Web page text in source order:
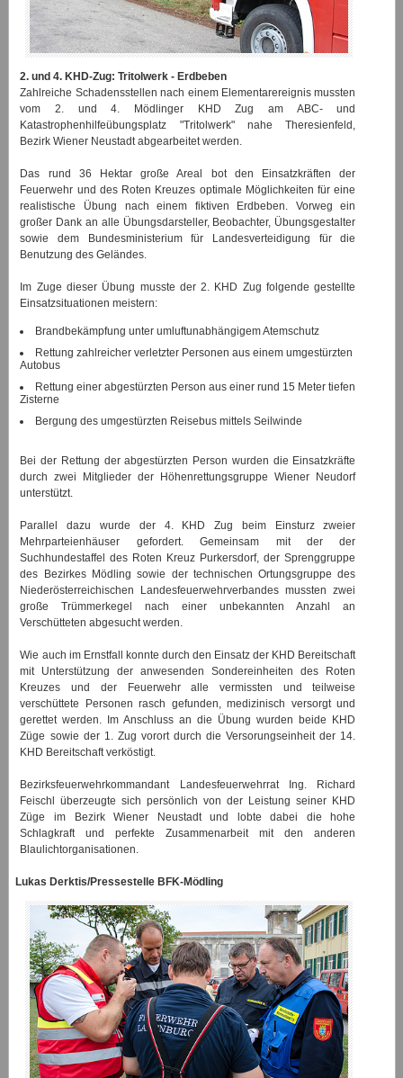
2. und 4. KHD-Zug: Tritolwerk - Erdbeben
Zahlreiche Schadensstellen nach einem Elementarereignis mussten
vom 2. und 4. Mödlinger KHD Zug am ABC- und
Katastrophenhilfeübungsplatz "Tritolwerk" nahe Theresienfeld,
Bezirk Wiener Neustadt abgearbeitet werden.
Das rund 36 Hektar große Areal bot den Einsatzkräften der
Feuerwehr und des Roten Kreuzes optimale Möglichkeiten für eine
realistische Übung nach einem fiktiven Erdbeben. Vorweg ein
großer Dank an alle Übungsdarsteller, Beobachter, Übungsgestalter
sowie dem Bundesministerium für Landesverteidigung für die
Benutzung des Geländes.
Im Zuge dieser Übung musste der 2. KHD Zug folgende gestellte
Einsatzsituationen meistern:
Brandbekämpfung unter umluftunabhängigem Atemschutz
Rettung zahlreicher verletzter Personen aus einem umgestürzten
Autobus
Rettung einer abgestürzten Person aus einer rund 15 Meter tiefen
Zisterne
Bergung des umgestürzten Reisebus mittels Seilwinde
Bei der Rettung der abgestürzten Person wurden die Einsatzkräfte
durch zwei Mitglieder der Höhenrettungsgruppe Wiener Neudorf
unterstützt.
Parallel dazu wurde der 4. KHD Zug beim Einsturz zweier
Mehrparteienhäuser gefordert. Gemeinsam mit der der
Suchhundestaffel des Roten Kreuz Purkersdorf, der Sprenggruppe
des Bezirkes Mödling sowie der technischen Ortungsgruppe des
Niederösterreichischen Landesfeuerwehrverbandes mussten zwei
große Trümmerkegel nach einer unbekannten Anzahl an
Verschütteten abgesucht werden.
Wie auch im Ernstfall konnte durch den Einsatz der KHD Bereitschaft
mit Unterstützung der anwesenden Sondereinheiten des Roten
Kreuzes und der Feuerwehr alle vermissten und teilweise
verschüttete Personen rasch gefunden, medizinisch versorgt und
gerettet werden. Im Anschluss an die Übung wurden beide KHD
Züge sowie der 1. Zug vorort durch die Versorungseinheit der 14.
KHD Bereitschaft verköstigt.
Bezirksfeuerwehrkommandant Landesfeuerwehrrat Ing. Richard
Feischl überzeugte sich persönlich von der Leistung seiner KHD
Züge im Bezirk Wiener Neustadt und lobte dabei die hohe
Schlagkraft und perfekte Zusammenarbeit mit den anderen
Blaulichtorganisationen.
Lukas Derktis/Pressestelle BFK-Mödling